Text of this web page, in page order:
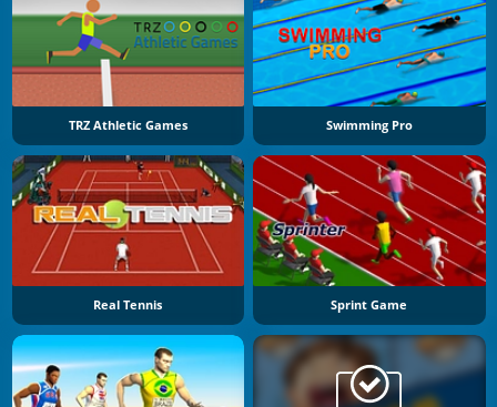
TRZ Athletic Games Swimming Pro
Real Tennis Sprint Game